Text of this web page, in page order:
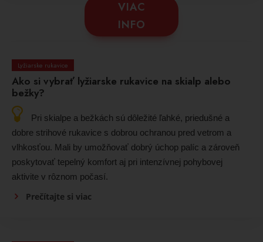
VIAC
INFO
Lyžiarske rukavice
Ako si vybrať lyžiarske rukavice na skialp alebo
bežky?
Pri skialpe a bežkách sú dôležité ľahké, priedušné a
dobre strihové rukavice s dobrou ochranou pred vetrom a
vlhkosťou. Mali by umožňovať dobrý úchop palíc a zároveň
poskytovať tepelný komfort aj pri intenzívnej pohybovej
aktivite v rôznom počasí.
Prečítajte si viac